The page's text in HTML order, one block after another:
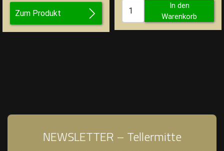
Zum Produkt
In den
Warenkorb
NEWSLETTER – Tellermitte